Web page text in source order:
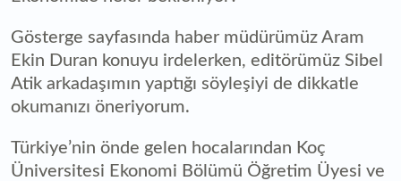
Gösterge sayfasında haber müdürümüz Aram
Ekin Duran konuyu irdelerken, editörümüz Sibel
Atik arkadaşımın yaptığı söyleşiyi de dikkatle
okumanızı öneriyorum.
Türkiye’nin önde gelen hocalarından Koç
Üniversitesi Ekonomi Bölümü Öğretim Üyesi ve